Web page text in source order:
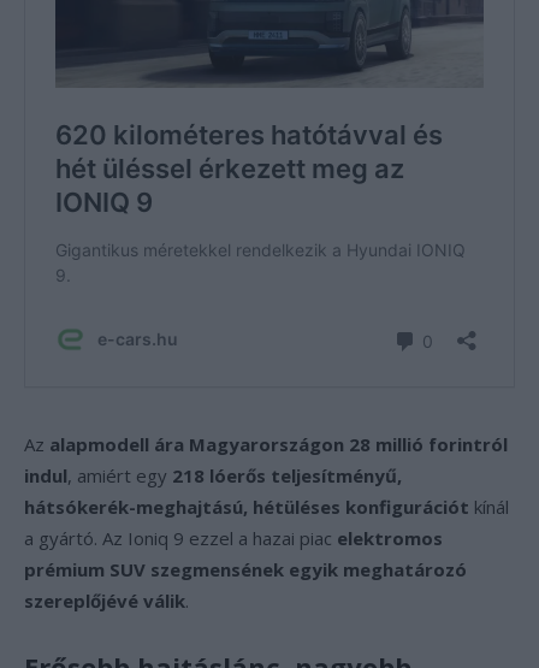
Az alapmodell ára Magyarországon 28 millió forintról
indul, amiért egy 218 lóerős teljesítményű,
hátsókerék-meghajtású, hétüléses konfigurációt kínál
a gyártó. Az Ioniq 9 ezzel a hazai piac elektromos
prémium SUV szegmensének egyik meghatározó
szereplőjévé válik.